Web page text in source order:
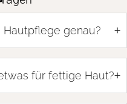
genau? +
für fettige Haut?+